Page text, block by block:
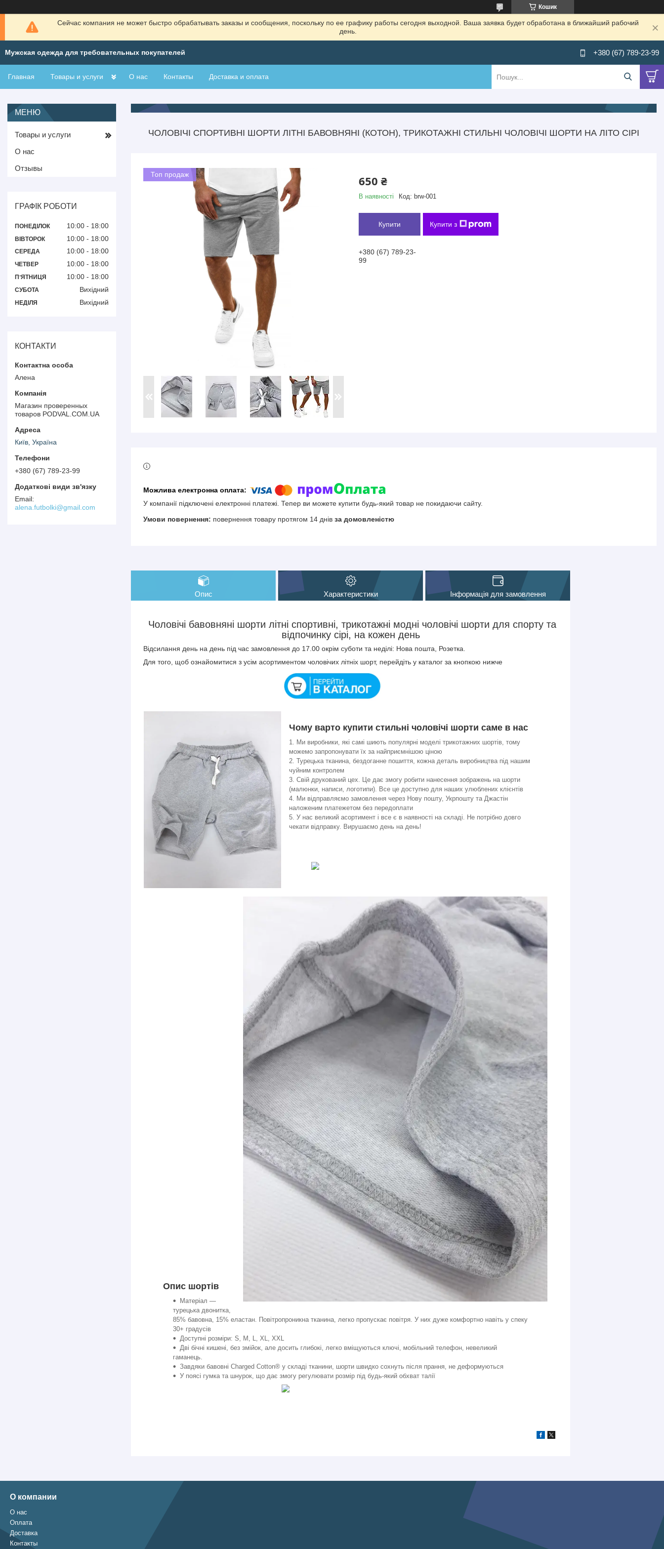
Кошик
Сейчас компания не может быстро обрабатывать заказы и сообщения, поскольку по ее графику работы сегодня выходной. Ваша заявка будет обработана в ближайший рабочий
день.
Мужская одежда для требовательных покупателей +380 (67) 789-23-99
Главная Товары и услуги О нас Контакты Доставка и оплата
ЧОЛОВІЧІ СПОРТИВНІ ШОРТИ ЛІТНІ БАВОВНЯНІ (КОТОН), ТРИКОТАЖНІ СТИЛЬНІ ЧОЛОВІЧІ ШОРТИ НА ЛІТО СІРІ
Топ продаж 650 ₴
В наявності Код: brw-001
Купити Купити з
+380 (67) 789-23-
99
У компанії підключені електронні платежі. Тепер ви можете купити будь-який товар не покидаючи сайту.
повернення товару протягом 14 днів за домовленістю
Опис Характеристики Інформація для замовлення
Чоловічі бавовняні шорти літні спортивні, трикотажні модні чоловічі шорти для спорту та
відпочинку сірі, на кожен день
Відсилання день на день під час замовлення до 17.00 окрім суботи та неділі: Нова пошта, Розетка.
Для того, щоб ознайомитися з усім асортиментом чоловічих літніх шорт, перейдіть у каталог за кнопкою нижче
Чому варто купити стильні чоловічі шорти саме в нас
Ми виробники, які самі шиють популярні моделі трикотажних шортів, тому
можемо запропонувати їх за найприємнішою ціною
Турецька тканина, бездоганне пошиття, кожна деталь виробництва під нашим
чуйним контролем
Свій друкований цех. Це дає змогу робити нанесення зображень на шорти
(малюнки, написи, логотипи). Все це доступно для наших улюблених клієнтів
Ми відправляємо замовлення через Нову пошту, Укрпошту та Джастін
наложеним платежетом без передоплати
У нас великий асортимент і все є в наявності на складі. Не потрібно довго
чекати відправку. Вирушаємо день на день!
Опис шортів
Матеріал —
турецька двонитка,
85% бавовна, 15% еластан. Повітропроникна тканина, легко пропускає повітря. У них дуже комфортно навіть у спеку
30+ градусів
Доступні розміри: S, M, L, XL, XXL
Дві бічні кишені, без змійок, але досить глибокі, легко вміщуються ключі, мобільний телефон, невеликий
гаманець.
Завдяки бавовні Charged Cotton® у складі тканини, шорти швидко сохнуть після прання, не деформуються
У поясі гумка та шнурок, що дає змогу регулювати розмір під будь-який обхват талії
Товары и услуги
О нас
Отзывы
ГРАФІК РОБОТИ
ПОНЕДІЛОК 10:00 18:00
ВІВТОРОК 10:00 18:00
СЕРЕДА 10:00 18:00
ЧЕТВЕР 10:00 18:00
ПʼЯТНИЦЯ 10:00 18:00
СУБОТА Вихідний
НЕДІЛЯ Вихідний
КОНТАКТИ
Алена
Магазин проверенных
товаров PODVAL.СOM.UA
Київ, Україна
+380 (67) 789-23-99
alena.futbolki@gmail.com
О компании
О нас
Оплата
Доставка
Контакты